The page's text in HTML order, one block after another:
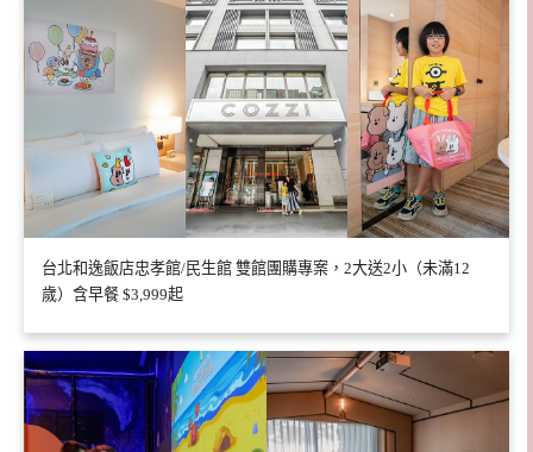
台北和逸飯店忠孝館/民生館 雙館團購專案，2大送2小（未滿12
歲）含早餐 $3,999起